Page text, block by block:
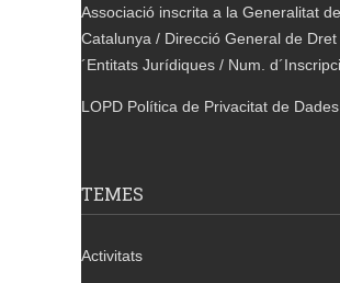
Associació inscrita a la Generalitat de
Catalunya / Direcció General de Dret
´Entitats Jurídiques / Num.
LOPD Política de Privacitat de Dades
TEMES
Activitats